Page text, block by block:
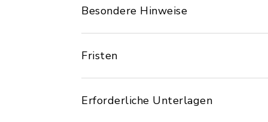
Besondere Hinweise
Fristen
Erforderliche Unterlagen